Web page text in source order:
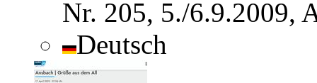
Nr. 205, 5./6.9.2009,
Deutsch